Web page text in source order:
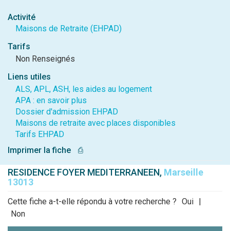
Activité
Maisons de Retraite (EHPAD)
Tarifs
Non Renseignés
Liens utiles
ALS, APL, ASH, les aides au logement
APA : en savoir plus
Dossier d'admission EHPAD
Maisons de retraite avec places disponibles
Tarifs EHPAD
Imprimer la fiche
⎙
RESIDENCE FOYER MEDITERRANEEN, Marseille
13013
Cette fiche a-t-elle répondu à votre recherche ? Oui |
Non